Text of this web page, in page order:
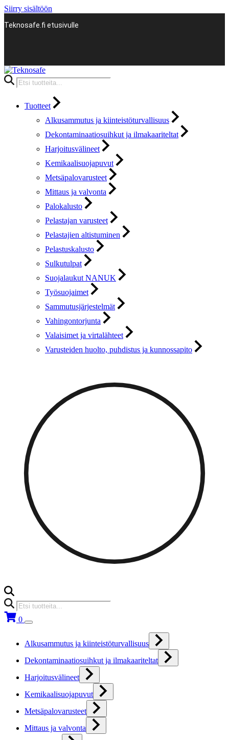
Siirry sisältöön
Teknosafe.fi etusivulle
Products
search
Tuotteet
Alkusammutus ja kiinteistöturvallisuus
Dekontaminaatiosuihkut ja ilmakaariteltat
Harjoitusvälineet
Kemikaalisuojapuvut
Metsäpalovarusteet
Mittaus ja valvonta
Palokalusto
Pelastajan varusteet
Pelastajien altistuminen
Pelastuskalusto
Sulkutulpat
Suojalaukut NANUK
Työsuojaimet
Sammutusjärjestelmät
Vahingontorjunta
Valaisimet ja virtalähteet
Varusteiden huolto, puhdistus ja kunnossapito
Products
search
0
Alkusammutus ja kiinteistöturvallisuus
Dekontaminaatiosuihkut ja ilmakaariteltat
Harjoitusvälineet
Kemikaalisuojapuvut
Metsäpalovarusteet
Mittaus ja valvonta